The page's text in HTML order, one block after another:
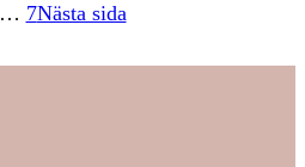
… 7Nästa sida